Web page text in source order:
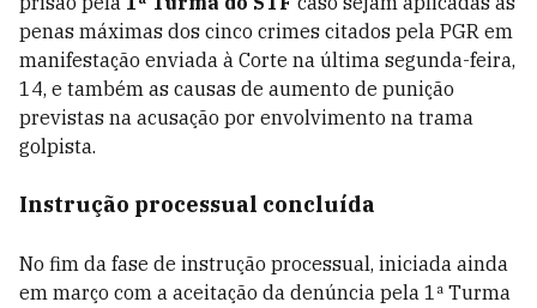
penas máximas dos cinco crimes citados pela PGR em
manifestação enviada à Corte na última segunda-feira,
14, e também as causas de aumento de punição
previstas na acusação por envolvimento na trama
golpista.
Instrução processual concluída
No fim da fase de instrução processual, iniciada ainda
em março com a aceitação da denúncia pela 1ª Turma